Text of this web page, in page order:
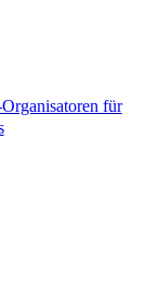
für